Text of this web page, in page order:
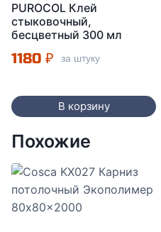
PUROCOL Клей
стыковочный,
бесцветный 300 мл
1180 ₽ за штуку
В корзину
Похожие